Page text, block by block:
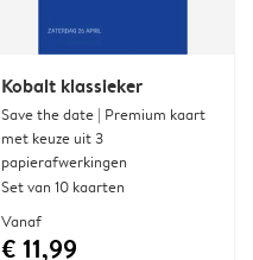
Kobalt klassieker
Save the date | Premium kaart
met keuze uit 3
papierafwerkingen
Set van 10 kaarten
Vanaf
€ 11,99